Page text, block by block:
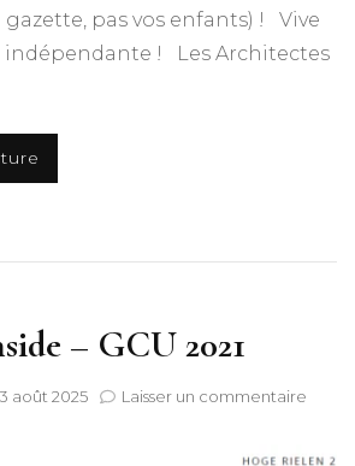
gazette, pas vos enfants) ! Vive
indépendante ! Les Architectes
– GCU 2021
août 2025 Laisser un commentairesur